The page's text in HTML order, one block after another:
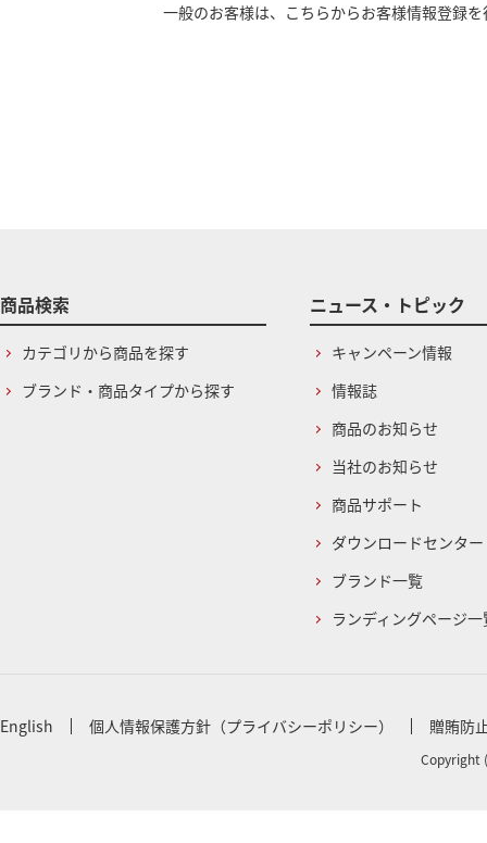
一般のお客様は、こちらからお客様情報登録
商品検索
カテゴリから商品を探す
ブランド・商品タイプから探す
ニュース・トピック
キャンペーン情報
情報誌
商品のお知らせ
当社のお知らせ
商品サポート
ダウンロードセンター
ブランド一覧
ランディングページ一
English 個人情報保護方針（プライバシーポリシー） 贈賄防
Copyright